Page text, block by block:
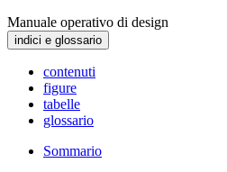
Manuale operativo di design
indici e glossario
contenuti
figure
tabelle
glossario
Sommario